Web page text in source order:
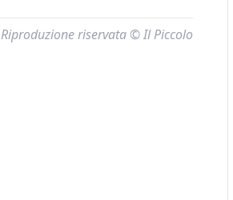
Riproduzione riservata © Il Piccolo